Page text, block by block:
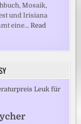
Mosaik,
und Irisiana
eine…Read